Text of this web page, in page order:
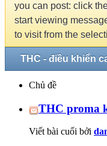
you can post: click
start viewing
to visit from the
THC - điều khiển
Chủ đề
THC proma
Viết bài cuối bởi